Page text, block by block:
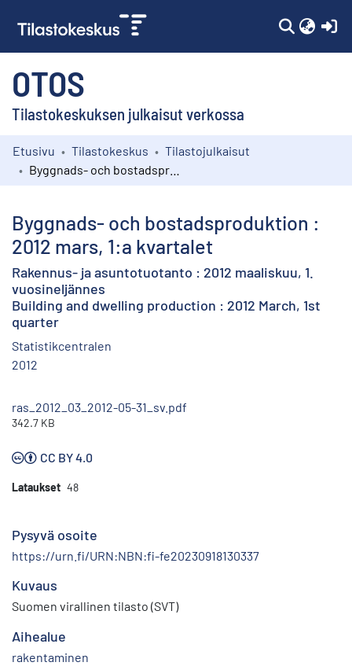
OTOS
Tilastokeskuksen julkaisut verkossa
Kokoelmat
Etusivu Tilastokeskus
Tilastojulkaisut
Byggnads- och bostadsproduktion :
2012 mars, 1:a kvartalet
Rakennus- ja asuntotuotanto : 2012 maaliskuu, 1.
vuosineljännes
Building and dwelling production : 2012 March, 1st
quarter
Statistikcentralen
2012
ras_2012_03_2012-05-31_sv.pdf
342.7 KB
CC BY 4.0
Lataukset 48
Pysyvä osoite
https://urn.fi/URN:NBN:fi-fe20230918130337
Kuvaus
Suomen virallinen tilasto (SVT)
Aihealue
rakentaminen